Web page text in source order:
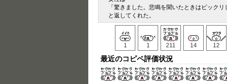
「驚きました。悲鳴を聞いたときはビックリ
と返してくれた。
1 1 211 14 12
最近のコピペ評価状況